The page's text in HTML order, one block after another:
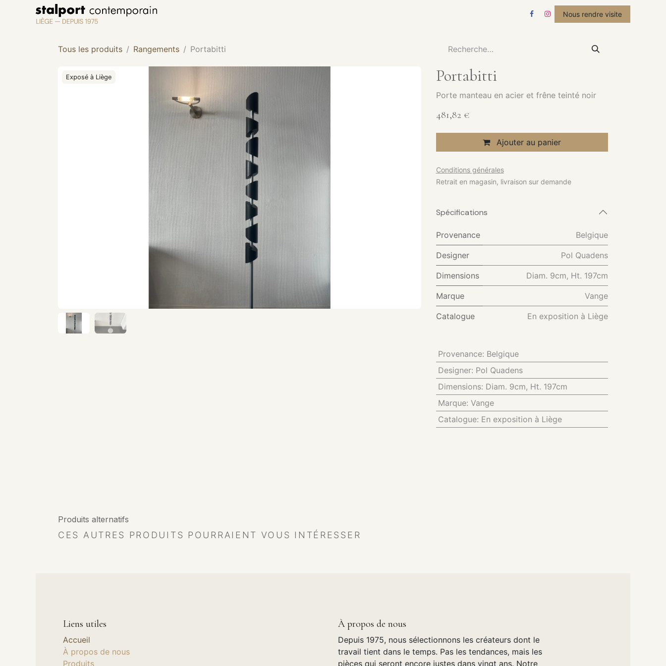
Se rendre au contenu
Nous rendre visite
Tous les produits Rangements Portabitti
Exposé à Liège
Exposé à Liège Portabitti
Porte manteau en acier et frêne teinté noir
481,82 €
Ajouter au panier
Conditions générales
Retrait en magasin, livraison sur demande
Spécifications
Provenance Belgique
Designer Pol Quadens
Dimensions Diam. 9cm, Ht. 197cm
Marque Vange
Catalogue En exposition à Liège
Provenance: Belgique
Designer: Pol Quadens
Dimensions: Diam. 9cm, Ht. 197cm
Marque:Vange
Catalogue: En exposition à Liège
Produits alternatifs
CES AUTRES PRODUITS POURRAIENT VOUS INTÉRESSER
Liens utiles
Accueil
À propos de nous
Produits
À propos de nous
Depuis 1975, nous sélectionnons les créateurs dont le
travail tient dans le temps. Pas les tendances, mais les
pièces qui seront encore justes dans vingt ans. Notre